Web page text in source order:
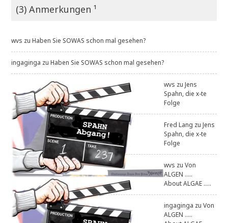
(3) Anmerkungen ¹
wvs zuHaben Sie SOWAS schon mal gesehen?
ingaginga zuHaben Sie SOWAS schon mal gesehen?
wvs zuJens
Spahn, die x-te
Folge
Fred Lang zuJens
Spahn, die x-te
Folge
wvs zuVon
ALGEN .....
About ALGAE .....
ingaginga zuVon
ALGEN .....